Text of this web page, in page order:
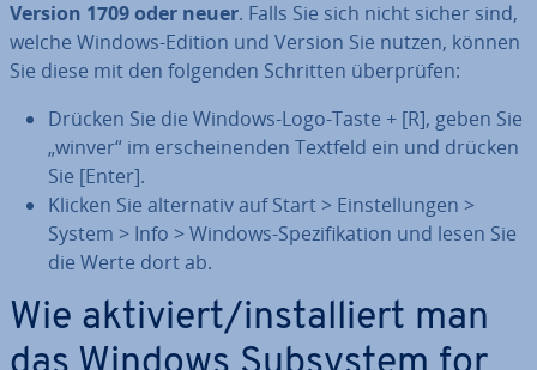
Version 1709 oder neuer. Falls Sie sich nicht sicher sind,
welche Windows-Edition und Version Sie nutzen, können
Sie diese mit den folgenden Schritten über­prü­fen:
Drücken Sie die Windows-Logo-Taste + [R], geben Sie
„winver“ im er­schei­nen­den Textfeld ein und drücken
Sie [Enter].
Klicken Sie al­ter­na­tiv auf Start > Ein­stel­lun­gen >
System > Info > Windows-Spe­zi­fi­ka­ti­on und lesen Sie
die Werte dort ab.
Wie aktiviert/in­stal­liert man